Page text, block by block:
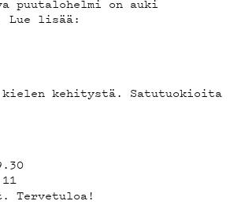
puutalohelmi on auki
Lue lisää:
kehitystä. Satutuokioita
. Tervetuloa!